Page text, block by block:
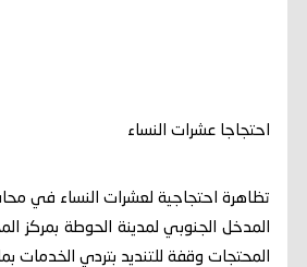
احتجاجا عشرات النساء
تظاهرة احتجاجية لعشرات النساء في
المدخل الجنوبي لمدينة الحوطة بمركز
المحتجات وقفة للتنديد بتردي الخدمات